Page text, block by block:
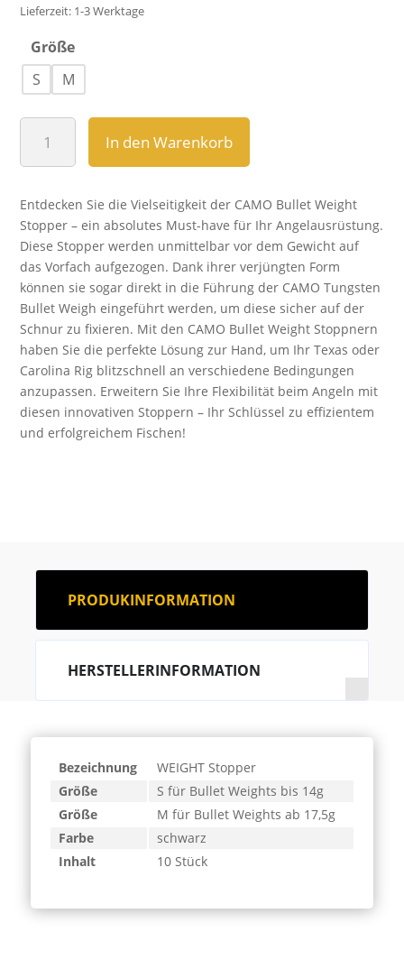
Lieferzeit: 1-3 Werktage
Größe
S
M
BULLET
WEIGHT
Menge
In den Warenkorb
Entdecken Sie die Vielseitigkeit der CAMO Bullet Weight
Stopper – ein absolutes Must-have für Ihr Angelausrüstung.
Diese Stopper werden unmittelbar vor dem Gewicht auf
das Vorfach aufgezogen. Dank ihrer verjüngten Form
können sie sogar direkt in die Führung der CAMO Tungsten
Bullet Weigh eingeführt werden, um diese sicher auf der
Schnur zu fixieren. Mit den CAMO Bullet Weight Stoppnern
haben Sie die perfekte Lösung zur Hand, um Ihr Texas oder
Carolina Rig blitzschnell an verschiedene Bedingungen
anzupassen. Erweitern Sie Ihre Flexibilität beim Angeln mit
diesen innovativen Stoppern – Ihr Schlüssel zu effizientem
und erfolgreichem Fischen!
Bezeichnung
WEIGHT Stopper
Größe
S für Bullet Weights bis 14g
Größe
M für Bullet Weights ab 17,5g
Farbe
schwarz
Inhalt
10 Stück
PRODUKINFORMATION
HERSTELLERINFORMATION